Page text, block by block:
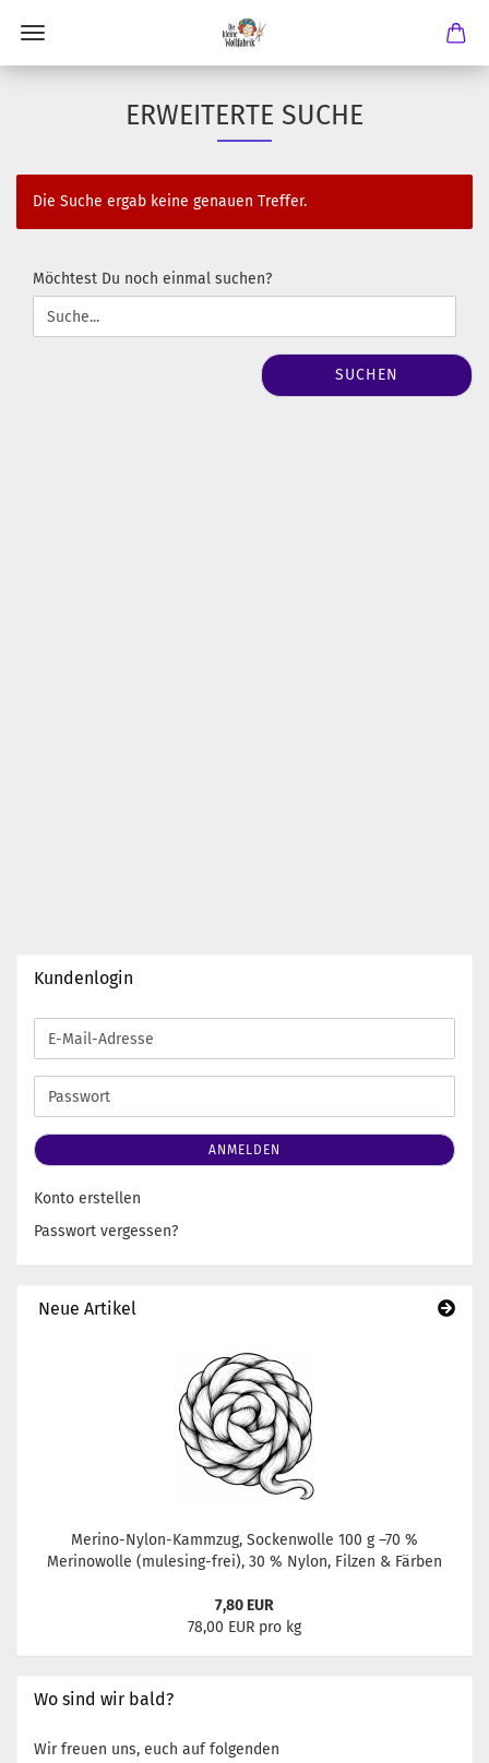
ERWEITERTE SUCHE
Die Suche ergab keine genauen Treffer.
MÖCHTEST
DU
NOCH
EINMAL
Möchtest Du noch einmal suchen?
SUCHEN
Kundenlogin
E-
Mail-
Adresse
Passwort
ANMELDEN
Konto erstellen
Passwort vergessen?
Neue Artikel
Merino-Nylon-Kammzug, Sockenwolle 100 g –70 %
Merinowolle (mulesing-frei), 30 % Nylon, Filzen & Färben
7,80 EUR
78,00 EUR pro kg
Wo sind wir bald?
Wir freuen uns, euch auf folgenden